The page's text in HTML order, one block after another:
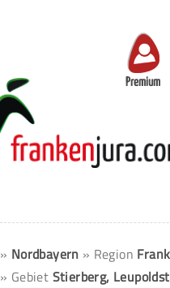
Premium
» Nordbayern » Region
» Gebiet Stierberg,